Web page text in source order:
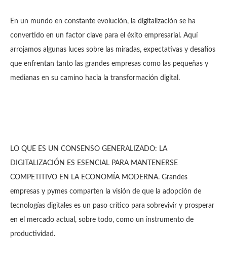
En un mundo en constante evolución, la digitalización se ha
convertido en un factor clave para el éxito empresarial. Aquí
arrojamos algunas luces sobre las miradas, expectativas y desafíos
que enfrentan tanto las grandes empresas como las pequeñas y
medianas en su camino hacia la transformación digital.
LO QUE ES UN CONSENSO GENERALIZADO: LA
DIGITALIZACIÓN ES ESENCIAL PARA MANTENERSE
COMPETITIVO EN LA ECONOMÍA MODERNA. Grandes
empresas y pymes comparten la visión de que la adopción de
tecnologías digitales es un paso crítico para sobrevivir y prosperar
en el mercado actual, sobre todo, como un instrumento de
productividad.